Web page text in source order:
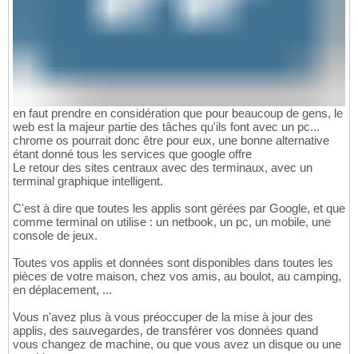
en faut prendre en considération que pour beaucoup de gens, le
web est la majeur partie des tâches qu'ils font avec un pc...
chrome os pourrait donc être pour eux, une bonne alternative
étant donné tous les services que google offre
Le retour des sites centraux avec des terminaux, avec un
terminal graphique intelligent.
C'est à dire que toutes les applis sont gérées par Google, et que
comme terminal on utilise : un netbook, un pc, un mobile, une
console de jeux.
Toutes vos applis et données sont disponibles dans toutes les
pièces de votre maison, chez vos amis, au boulot, au camping,
en déplacement, ...
Vous n'avez plus à vous préoccuper de la mise à jour des
applis, des sauvegardes, de transférer vos données quand
vous changez de machine, ou que vous avez un disque ou une